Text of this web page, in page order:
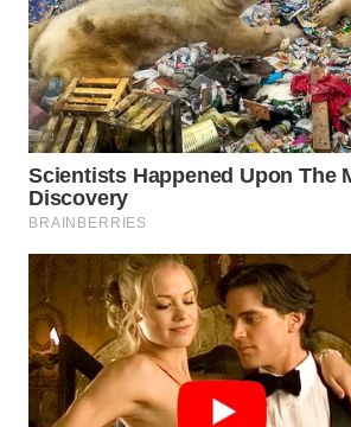
WAHANA
NEWS
WAHANA
TANI
WAHANA
WAHANA
INFRASTRUKTUR
WAHANA
KONSUMEN